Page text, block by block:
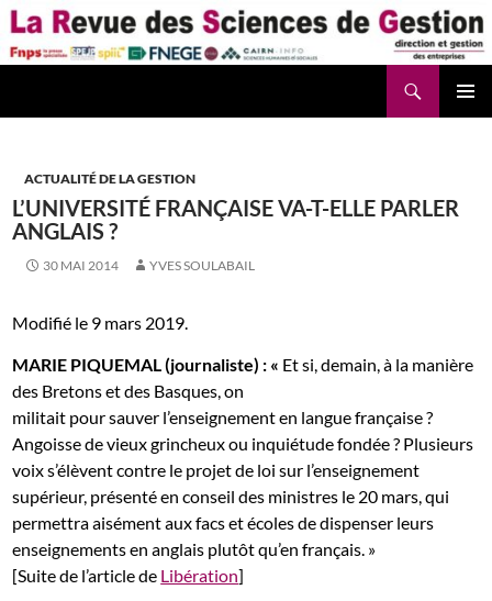
Aller
au
contenu
ACTUALITÉ DE LA GESTION
L’UNIVERSITÉ FRANÇAISE VA-T-ELLE PARLER
ANGLAIS ?
30 MAI 2014 YVES SOULABAIL
Modifié le 9 mars 2019.
MARIE PIQUEMAL (journaliste) : « Et si, demain, à la manière
des Bretons et des Basques, on
militait pour sauver l’enseignement en langue française ?
Angoisse de vieux grincheux ou inquiétude fondée ? Plusieurs
voix s’élèventcontre le projet de loi sur l’enseignement
supérieur, présenté en conseil des ministres le 20 mars, qui
permettra aisément aux facs et écoles de dispenser leurs
enseignements en anglais plutôt qu’en français. »
[Suite de l’article de Libération]